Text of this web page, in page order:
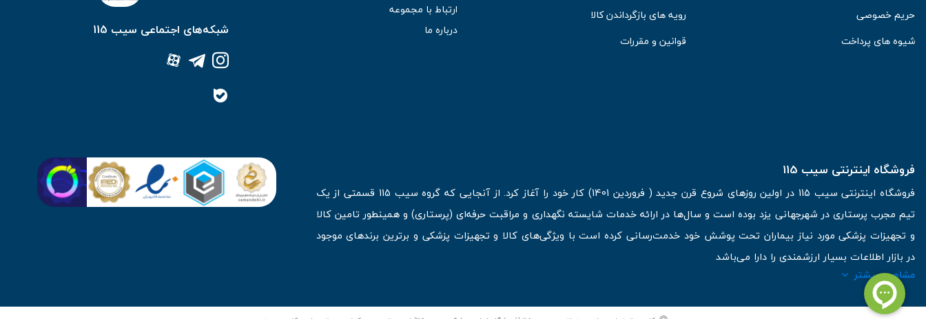
حریم خصوصی
شیوه های پرداخت
رویه های بازگرداندن کالا
قوانین و مقررات
ارتباط با مجموعه
درباره ما
شبکه‌های اجتماعی سیب 115
فروشگاه اینترنتی سیب 115
فروشگاه اینترنتی سیب 115 در اولین روزهای شروع قرن جدید ( فروردین 1401) کار خود را آغاز کرد. از آنجایی که گروه سیب 115 قسمتی از یک
تیم مجرب پرستاری در شهرجهانی یزد بوده است و سال‌ها در ارائه خدمات شایسته نگهداری و مراقبت حرفه‌ای (پرستاری) و همینطور تامین کالا
و تجهیزات پزشکی مورد نیاز بیماران تحت پوشش خود خدمت‌رسانی کرده است با ویژگی‌های کالا و تجهیزات پزشکی و برترین برندهای موجود
در بازار اطلاعات بسیار ارزشمندی را دارا می‌باشد
آدرس: یزد، خیابان کاشانی، روبروی بیمارستان بهمن | تلفن همراه: 09136243383 | تلفن تماس : 36333383-035 | ایمیل: Info@Sib115.com
مشاهده بیشتر